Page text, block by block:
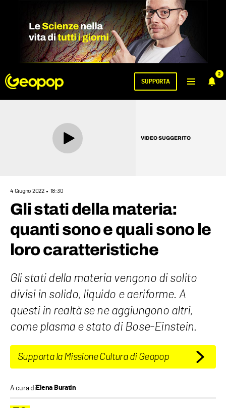
2
SUPPORTA
VIDEO SUGGERITO
4 Giugno 2022 18:30
Gli stati della materia:
quanti sono e quali sono le
loro caratteristiche
Gli stati della materia vengono di solito
divisi in solido, liquido e aeriforme. A
questi in realtà se ne aggiungono altri,
come plasma e stato di Bose-Einstein.
Supporta la Missione Cultura di Geopop
A cura diElena Buratin